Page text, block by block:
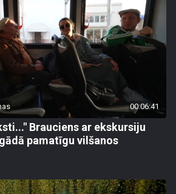
00:06:41
Brauciens ar ekskursiju
pamatīgu vilšanos